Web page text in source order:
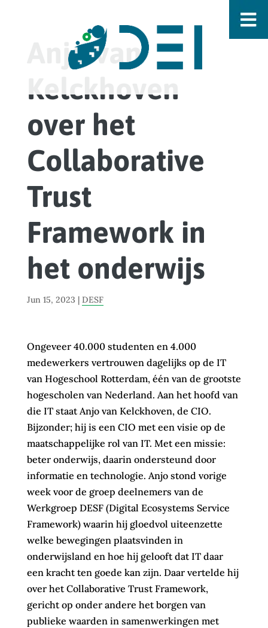
Anjo van
Kelckhoven
over het
Collaborative
Trust
Framework in
het onderwijs
Jun 15, 2023 | DESF
Ongeveer 40.000 studenten en 4.000
medewerkers vertrouwen dagelijks op de IT
van Hogeschool Rotterdam, één van de grootste
hogescholen van Nederland. Aan het hoofd van
die IT staat Anjo van Kelckhoven, de CIO.
Bijzonder; hij is een CIO met een visie op de
maatschappelijke rol van IT. Met een missie:
beter onderwijs, daarin ondersteund door
informatie en technologie. Anjo stond vorige
week voor de groep deelnemers van de
Werkgroep DESF (Digital Ecosystems Service
Framework) waarin hij gloedvol uiteenzette
welke bewegingen plaatsvinden in
onderwijsland en hoe hij gelooft dat IT daar
een kracht ten goede kan zijn. Daar vertelde hij
over het Collaborative Trust Framework,
gericht op onder andere het borgen van
publieke waarden in samenwerkingen met